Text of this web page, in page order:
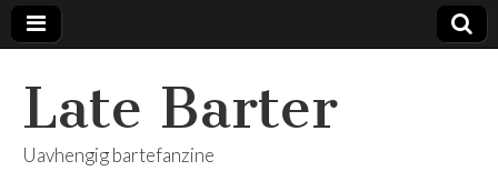
Late Barter
Uavhengig bartefanzine